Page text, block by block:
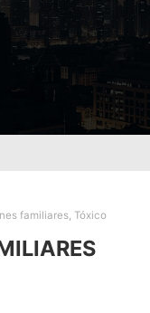
familiares, Tóxico